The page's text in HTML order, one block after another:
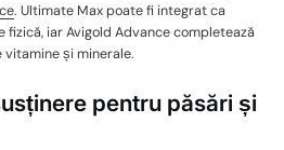
. Ultimate Max poate fi integrat ca
iar Avigold Advance completează
și minerale.
pentru păsări și